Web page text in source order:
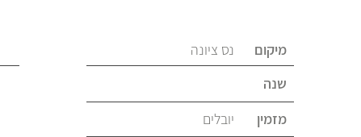
נס ציונה
מיקום
שנה
יובלים
מזמין